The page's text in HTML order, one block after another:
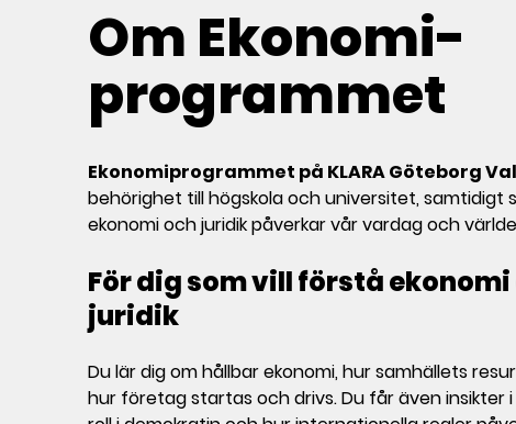
Om Ekonomi­
programmet
Ekonomiprogrammet på KLARA Göteborg
behörighet till högskola och universitet, samtidigt
ekonomi och juridik påverkar vår vardag och
För dig som vill förstå ekonomi
juridik
Du lär dig om hållbar ekonomi, hur samhällets
hur företag startas och drivs. Du får även insikter